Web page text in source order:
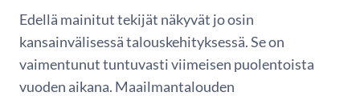
Edellä mainitut tekijät näkyvät jo osin
kansainvälisessä talouskehityksessä. Se on
vaimentunut tuntuvasti viimeisen puolentoista
vuoden aikana. Maailmantalouden